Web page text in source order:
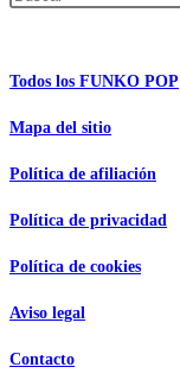
Todos los FUNKO POP
Mapa del sitio
Política de afiliación
Política de privacidad
Política de cookies
Aviso legal
Contacto